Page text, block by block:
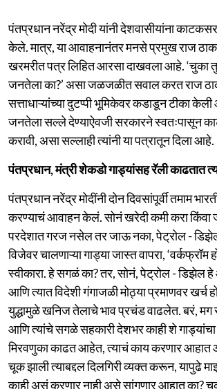
पंतप्रधान नरेंद्र मोदी यांनी देशवासीयांना
केले. मात्र, या आवाहनानंतर मनसे प्रमुख राज
खरमरीत पत्र लिहित आरसा दाखवला आहे. ‘चुका
जनतेला का?’ असा जळजळीत सवाल करत राज
सत्ताधाऱ्यांच्या दुटप्पी भूमिकेवर कडाडून टीका
जनतेला सल्ले देण्याऐवजी सरकारने स्वतःपासून
करावी, असा सल्लाही त्यांनी या पत्रातून दिला आहे.
पंतप्रधान, मंत्री शेकडो गाड्यांसह रॅली काढतात
पंतप्रधान नरेंद्र मोदींनी दोन दिवसांपूर्वी तमाम
करण्याचं आवाहन केलं. सोनं खरेदी कमी करा किंवा
परदेशात गरज नसेल तर जाऊ नका, पेट्रोल -
विजेवर चालणाऱ्या गाड्या जास्त वापरा, ‘वर्कफ्रॉम
स्वीकारा. हे सगळं का? तर, सोनं, पेट्रोल - डिझेल
आणि त्यात विदेशी गंगाजळी मोठ्या प्रमाणवर खर्च
युद्धामुळे खनिज तेलाचे भाव प्रचंड वाढलेत. बरं, मग
आणि त्यांचे सगळे सहकारी देशभर काही शे
मिरवणुका काढत आहेत, त्याचं काय करणार
चूक झाली त्याबद्दल दिलगिरी व्यक्त करून, यापुढे
काही असं करणार नाही असे सांगणार आहात का?